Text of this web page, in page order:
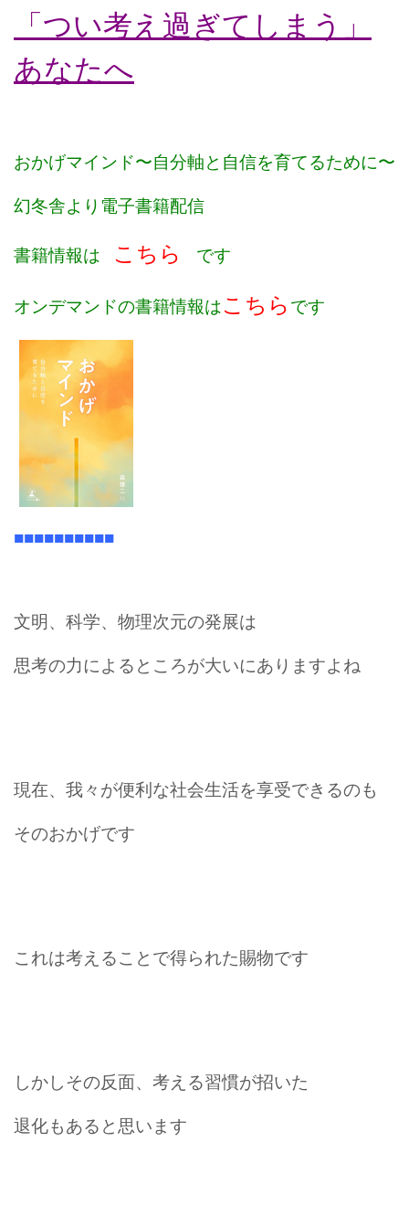
「つい考え過ぎてしまう」
あなたへ
おかげマインド〜自分軸と自信を育てるために〜
幻冬舎より電子書籍配信
書籍情報は こちら です
オンデマンドの書籍情報はこちら です
■■■■■■■■■■
文明、科学、物理次元の発展は
思考の力によるところが大いにありますよね
現在、我々が便利な社会生活を享受できるのも
そのおかげです
これは考えることで得られた賜物です
しかしその反面、考える習慣が招いた
退化もあると思います